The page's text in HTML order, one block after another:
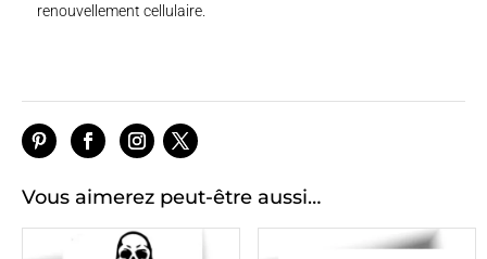
renouvellement cellulaire.
Vous aimerez peut-être aussi…